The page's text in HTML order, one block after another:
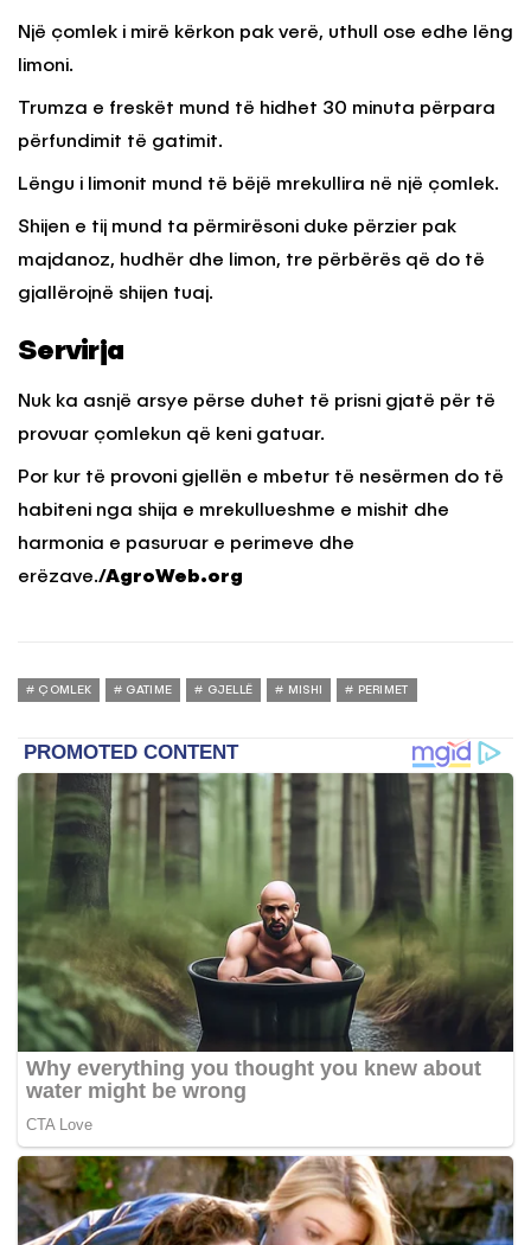
Një çomlek i mirë kërkon pak verë, uthull ose edhe lëng
limoni.
Trumza e freskët mund të hidhet 30 minuta përpara
përfundimit të gatimit.
Lëngu i limonit mund të bëjë mrekullira në një çomlek.
Shijen e tij mund ta përmirësoni duke përzier pak
majdanoz, hudhër dhe limon, tre përbërës që do të
gjallërojnë shijen tuaj.
Servirja
Nuk ka asnjë arsye përse duhet të prisni gjatë për të
provuar çomlekun që keni gatuar.
Por kur të provoni gjellën e mbetur të nesërmen do të
habiteni nga shija e mrekullueshme e mishit dhe
harmonia e pasuruar e perimeve dhe
erëzave./AgroWeb.org
ÇOMLEK GATIME GJELLË MISHI PERIMET